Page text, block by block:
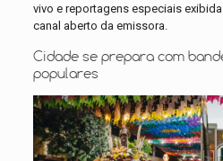
vivo e reportagens especiais
canal aberto da emissora.
Cidade se prepara com
populares